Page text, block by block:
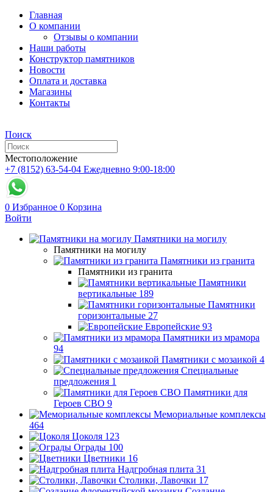
Главная
О компании
Отзывы о компании
Наши работы
Конструктор памятников
Новости
Оплата и доставка
Магазины
Контакты
Поиск
Местоположение
+7 (8152) 63-54-04 Ежедневно 9:00-18:00
0 Избранное 0 Корзина
Войти
Памятники на могилу
Памятники на могилу
Памятники из гранита
Памятники из гранита
Памятники
вертикальные 189
Памятники
горизонтальные 27
Европейские 93
Памятники из мрамора
94
Памятники с мозаикой 4
Специальные
предложения 1
Памятники для
Героев СВО 9
Мемориальные комплексы
464
Цоколя 123
Ограды 100
Цветники 16
Надгробная плита 31
Столики, Лавочки 17